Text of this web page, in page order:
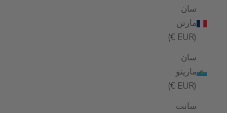
سان
مارتن
(EUR €)
سان
مارينو
(EUR €)
سانت